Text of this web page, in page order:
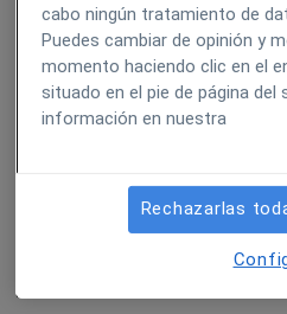
cabo ningún tratamiento de
Puedes cambiar de opinión y
momento haciendo clic en el
situado en el pie de página
información en nuestra
Rechazarlas